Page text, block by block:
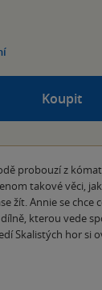
Koupit
probouzí z
takové věci,
žít. Annie se chce
kterou vede
Skalistých hor si